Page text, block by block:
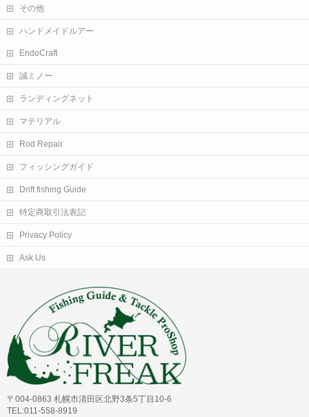
その他
ハンドメイドルアー
EndoCraft
誠ミノー
ランディングネット
マテリアル
Rod Repair
フィッシングガイド
Drift fishing Guide
特定商取引法表記
Privacy Policy
Ask Us
〒004-0863 札幌市清田区北野3条5丁目10-6
TEL:011-558-8919